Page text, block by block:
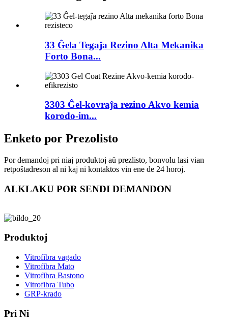
33 Ĝela Tegaĵa Rezino Alta Mekanika
Forto Bona...
3303 Ĝel-kovraĵa rezino Akvo kemia
korodo-im...
Enketo por Prezolisto
Por demandoj pri niaj produktoj aŭ prezlisto, bonvolu lasi vian
retpoŝtadreson al ni kaj ni kontaktos vin ene de 24 horoj.
ALKLAKU POR SENDI DEMANDON
Produktoj
Vitrofibra vagado
Vitrofibra Mato
Vitrofibra Bastono
Vitrofibra Tubo
GRP-krado
Pri Ni